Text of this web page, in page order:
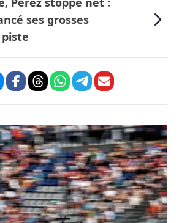
ses grosses